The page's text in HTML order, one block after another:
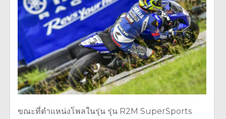
ขณะที่ตำแหน่งโพลในรุ่น รุ่น R2M SuperSports